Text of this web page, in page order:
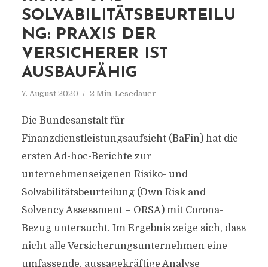
SOLVABILITÄTSBEURTEILU
NG: PRAXIS DER
VERSICHERER IST
AUSBAUFÄHIG
7. August 2020 2 Min. Lesedauer
Die Bundesanstalt für
Finanzdienstleistungsaufsicht (BaFin) hat die
ersten Ad-hoc-Berichte zur
unternehmenseigenen Risiko- und
Solvabilitätsbeurteilung (Own Risk and
Solvency Assessment – ORSA) mit Corona-
Bezug untersucht. Im Ergebnis zeige sich, dass
nicht alle Versicherungsunternehmen eine
umfassende, aussagekräftige Analyse